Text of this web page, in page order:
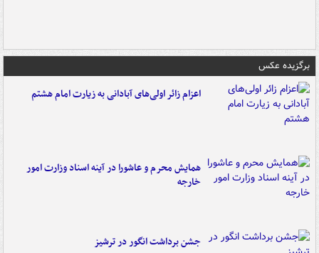
برگزیده عکس
اعزام زائر اولی‌های آبادانی به زیارت امام هشتم
همایش محرم و عاشورا در آینه اسناد وزارت امور
خارجه
جشن برداشت انگور در ترشیز